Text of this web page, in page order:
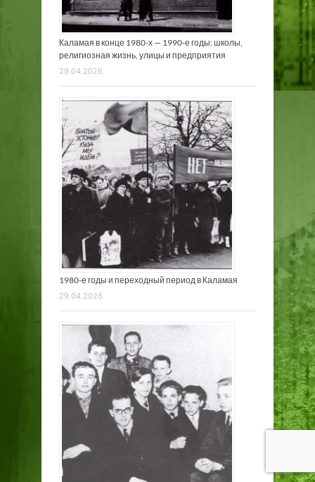
Каламая в конце 1980-х — 1990-е годы: школы,
религиозная жизнь, улицы и предприятия
29.04.2026
1980-е годы и переходный период в Каламая
29.04.2026